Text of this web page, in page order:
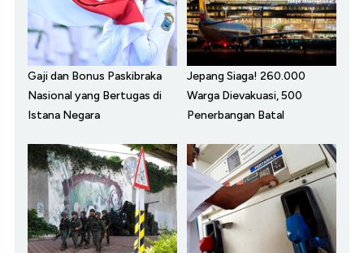
Gaji dan Bonus Paskibraka
Nasional yang Bertugas di
Istana Negara
Jepang Siaga! 260.000
Warga Dievakuasi, 500
Penerbangan Batal